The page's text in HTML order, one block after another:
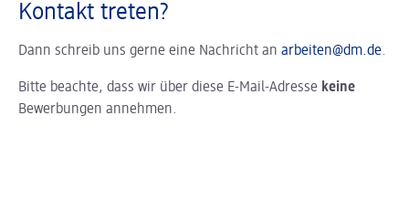
Kontakt treten?
Dann schreib uns gerne eine Nachricht an arbeiten@dm.de.
Bitte beachte, dass wir über diese E-Mail-Adresse keine
Bewerbungen annehmen.